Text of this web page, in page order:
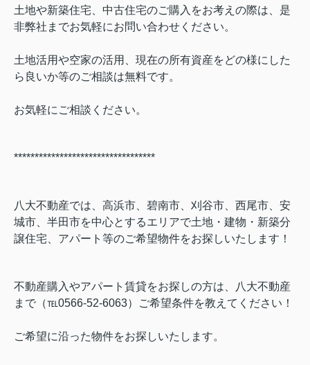
土地や新築住宅、中古住宅のご購入をお考えの際は、是
非弊社までお気軽にお問い合わせください。
土地活用や空家の活用、現在の所有資産をどの様にした
ら良いか等のご相談は無料です。
お気軽にご相談ください。
**********************************
八大不動産では、高浜市、碧南市、刈谷市、西尾市、安
城市、半田市を中心とするエリアで土地・建物・新築分
譲住宅、アパート等のご希望物件をお探しいたします！
不動産購入やアパート賃貸をお探しの方は、八大不動産
まで（℡0566-52-6063）ご希望条件を教えてください！
ご希望に沿った物件をお探しいたします。